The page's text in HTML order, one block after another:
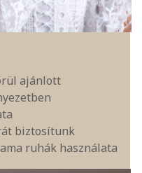
ajánlott
biztosítunk
ruhák használata